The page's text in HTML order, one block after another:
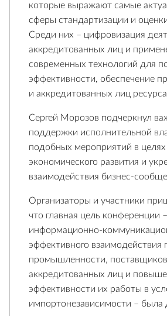
которые выражают самые
сферы стандартизации и
Среди них – цифровизация
аккредитованных лиц и
современных технологий для
эффективности, обеспечение
и аккредитованных лиц
Сергей Морозов подчеркнул
поддержки исполнительной
подобных мероприятий в целях
экономического развития и
взаимодействия бизнес-
Организаторы и участники
что главная цель конференции
информационно-
эффективного взаимодействия
промышленности,
аккредитованных лиц и
эффективности их работы в
импортонезависимости – была